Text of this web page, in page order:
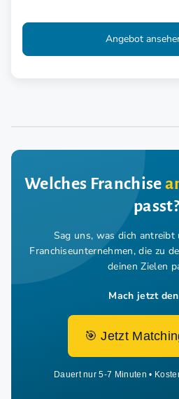
Angebot
Welches Franchise
passt?
Sag uns, was dich
Franchiseunternehmen, die zu
deinen Zielen
Mach jetzt
🎯 Jetzt
Dauert nur 5-7 Minuten •